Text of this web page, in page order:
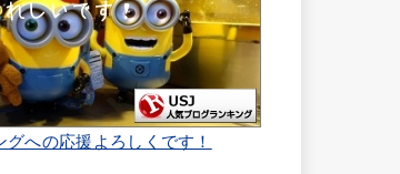
グへの応援よろしくです！